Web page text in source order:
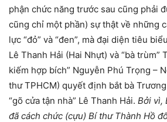
phận chức năng trước sau cũng phải
cũng chỉ một phần) sự thật về những
lực “đỏ” và “đen”, mà đại diện tiêu
Lê Thanh Hải (Hai Nhựt) và “bà trùm”
kiếm hợp bích” Nguyễn Phú Trọng –
thư TPHCM) quyết định bắt bà
“gõ cửa tận nhà” Lê Thanh Hải. Bởi vì,
đã cách chức (cựu) Bí thư Thành Hồ